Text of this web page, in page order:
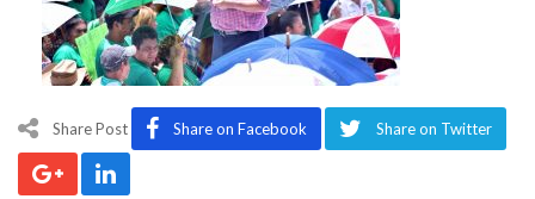
Share Post Share on Facebook Share on Twitter